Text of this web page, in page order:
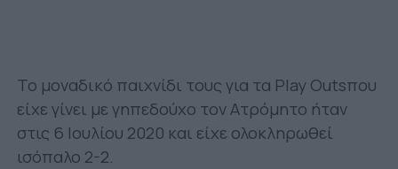
Το μοναδικό παιχνίδι τους για τα Play Οutsπου
είχε γίνει με γηπεδούχο τον Ατρόμητο ήταν
στις 6 Ιουλίου 2020 και είχε ολοκληρωθεί
ισόπαλο 2-2.